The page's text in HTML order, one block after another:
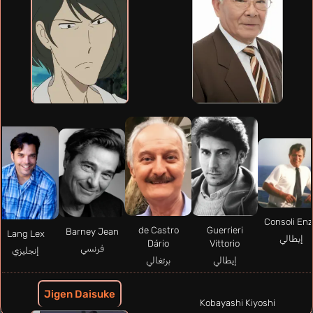
Consoli
إيطالي
Guerrieri
Vittorio
إيطالي
de Castro
Dário
برتغالي
Barney Jean
فرنسي
Lang Lex
إنجليزي
Jigen Daisuke
Kobayashi Kiyoshi